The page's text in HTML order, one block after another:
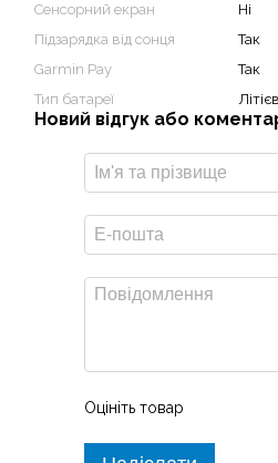
Сенсорний екран
Ні
Підзарядка від сонця
Так
Garmin Pay
Так
Тип батареї
Новий відгук або
Оцініть товар